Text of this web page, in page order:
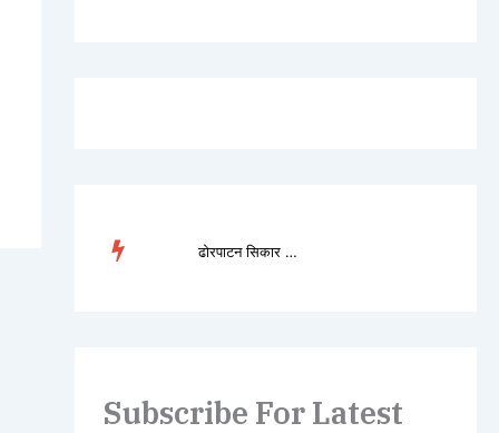
ढोरपाटन सिकार आरक्षमा ...
Subscribe For Latest